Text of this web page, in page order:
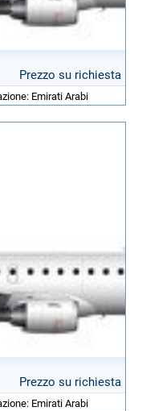
Prezzo su richiesta
Emirati Arabi
Prezzo su richiesta
Emirati Arabi